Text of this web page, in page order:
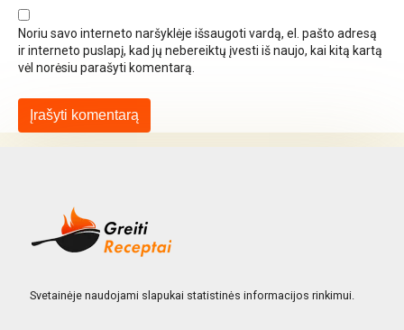
Noriu savo interneto naršyklėje išsaugoti vardą, el. pašto adresą
ir interneto puslapį, kad jų nebereiktų įvesti iš naujo, kai kitą kartą
vėl norėsiu parašyti komentarą.
Svetainėje naudojami slapukai statistinės informacijos rinkimui.